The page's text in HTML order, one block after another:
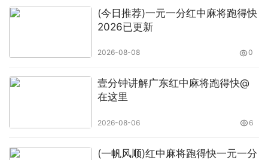
(今日推荐)一元一分红中麻将跑得快
2026已更新
2026-08-08 0
壹分钟讲解广东红中麻将跑得快@
在这里
2026-08-06 6
(一帆风顺)红中麻将跑得快一元一分